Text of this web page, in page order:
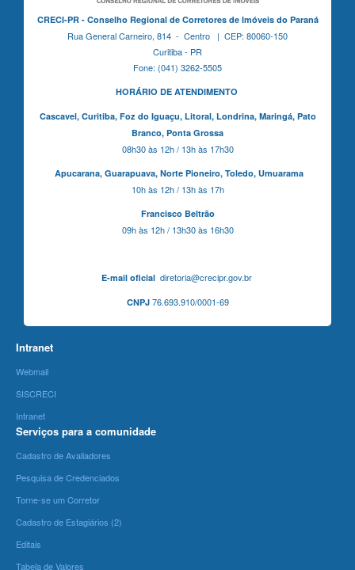
CRECI-PR - Conselho Regional de Corretores de Imóveis do Paraná
Rua General Carneiro, 814 - Centro | CEP: 80060-150
Curitiba - PR
Fone: (041) 3262-5505
HORÁRIO DE ATENDIMENTO
Cascavel, Curitiba,Foz do Iguaçu, Litoral, Londrina, Maringá, Pato
Branco, Ponta Grossa
08h30 às 12h / 13h às 17h30
Apucarana, Guarapuava, Norte Pioneiro, Toledo, Umuarama
10h às 12h / 13h às 17h
Francisco Beltrão
09h às 12h / 13h30 às 16h30
E-mail oficialdiretoria@crecipr.gov.br
CNPJ76.693.910/0001-69
Intranet
Webmail
SISCRECI
Intranet
Serviços para a comunidade
Cadastro de Avaliadores
Pesquisa de Credenciados
Torne-se um Corretor
Cadastro de Estagiários (2)
Editais
Tabela de Valores